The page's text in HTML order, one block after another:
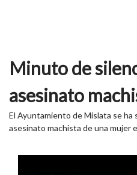
Minuto de
asesinato
El Ayuntamiento de Mislata se ha
asesinato machista de una mujer